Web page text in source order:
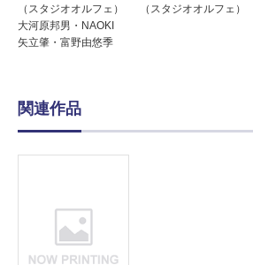
（スタジオオルフェ）
大河原邦男・NAOKI
矢立肇・富野由悠季
（スタジオオルフェ）
関連作品